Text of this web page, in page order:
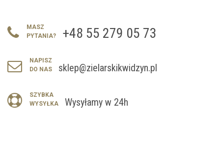
MASZ
PYTANIA?
+48 55 279 05 73
NAPISZ
DO NAS
sklep@zielarskikwidzyn.pl
SZYBKA
WYSYŁKA
Wysyłamy w 24h